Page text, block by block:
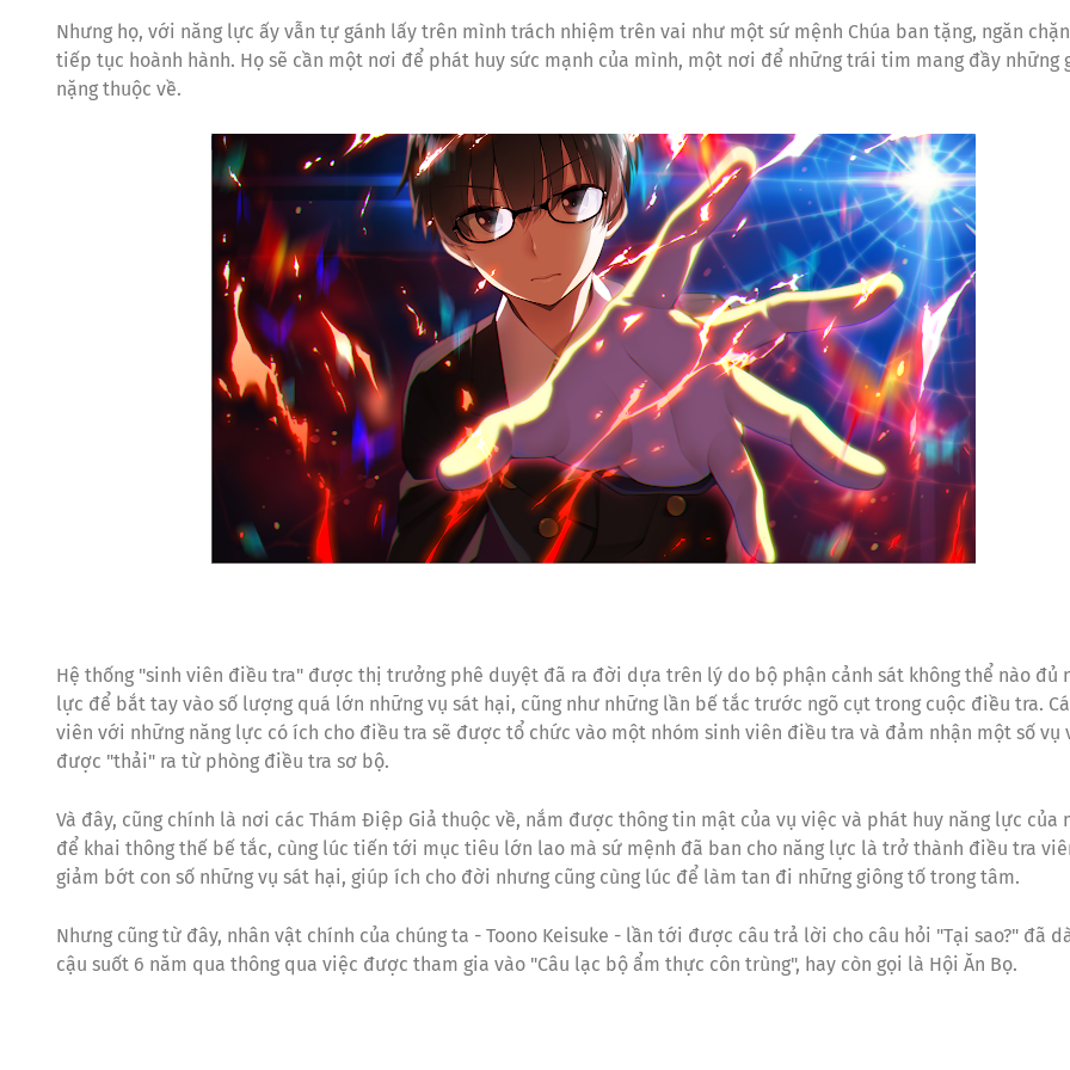
Nhưng họ, với năng lực ấy vẫn tự gánh lấy trên mình trách nhiệm trên vai như một sứ mệnh Chúa ban tặng, ngăn
tiếp tục hoành hành. Họ sẽ cần một nơi để phát huy sức mạnh của mình, một nơi để những trái tim mang đầy những
nặng thuộc về.
Hệ thống "sinh viên điều tra" được thị trưởng phê duyệt đã ra đời dựa trên lý do bộ phận cảnh sát không thể nào đủ
lực để bắt tay vào số lượng quá lớn những vụ sát hại, cũng như những lần bế tắc trước ngõ cụt trong cuộc điều tra.
viên với những năng lực có ích cho điều tra sẽ được tổ chức vào một nhóm sinh viên điều tra và đảm nhận một số vụ
được "thải" ra từ phòng điều tra sơ bộ.
Và đây, cũng chính là nơi các Thám Điệp Giả thuộc về, nắm được thông tin mật của vụ việc và phát huy năng lực của
để khai thông thế bế tắc, cùng lúc tiến tới mục tiêu lớn lao mà sứ mệnh đã ban cho năng lực là trở thành điều tra
giảm bớt con số những vụ sát hại, giúp ích cho đời nhưng cũng cùng lúc để làm tan đi những giông tố trong tâm.
Nhưng cũng từ đây, nhân vật chính của chúng ta - Toono Keisuke - lần tới được câu trả lời cho câu hỏi "Tại sao?" đã
cậu suốt 6 năm qua thông qua việc được tham gia vào "Câu lạc bộ ẩm thực côn trùng", hay còn gọi là Hội Ăn Bọ.